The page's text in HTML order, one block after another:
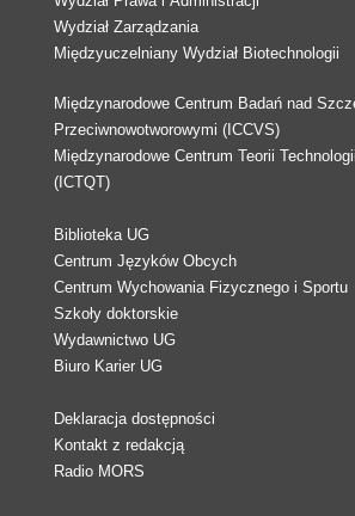
Wydział Zarządzania
Międzyuczelniany Wydział Biotechnologii
Międzynarodowe Centrum Badań nad
Przeciwnowotworowymi (ICCVS)
Międzynarodowe Centrum Teorii
(ICTQT)
Biblioteka UG
Centrum Języków Obcych
Centrum Wychowania Fizycznego i Sportu
Szkoły doktorskie
Wydawnictwo UG
Biuro Karier UG
Deklaracja dostępności
Kontakt z redakcją
Radio MORS